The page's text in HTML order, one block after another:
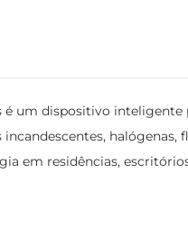
um dispositivo
em residências,